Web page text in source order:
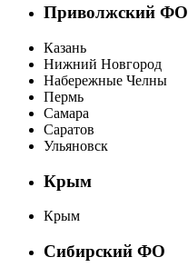
Приволжский ФО
Казань
Нижний Новгород
Набережные Челны
Пермь
Самара
Саратов
Ульяновск
Крым
Крым
Сибирский ФО